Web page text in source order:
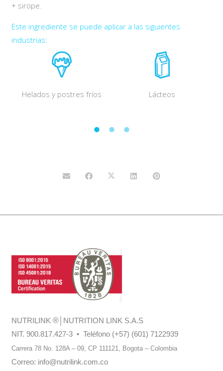
+ sirope.
Este ingrediente se puede aplicar a las siguientes
industrias:
Helados y postres fríos Lácteos
NUTRILINK ®│NUTRITION LINK S.A.S
NIT. 900.817.427-3 • Teléfono (+57) (601) 7122939
Carrera 78 No. 128A – 09, CP 111121, Bogota – Colombia
Correo: info@nutrilink.com.co